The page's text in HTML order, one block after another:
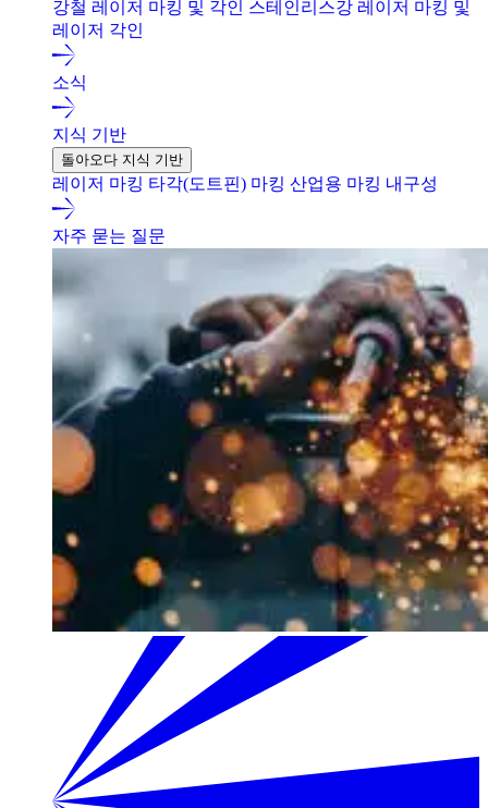
강철 레이저 마킹 및 각인 스테인리스강 레이저 마킹 및
레이저 각인
소식
지식 기반
돌아오다 지식 기반
레이저 마킹 타각(도트핀) 마킹 산업용 마킹 내구성
자주 묻는 질문